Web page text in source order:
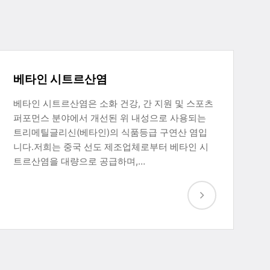
베타인 시트르산염
베타인 시트르산염은 소화 건강, 간 지원 및 스포츠
퍼포먼스 분야에서 개선된 위 내성으로 사용되는
트리메틸글리신(베타인)의 식품등급 구연산 염입
니다.저희는 중국 선도 제조업체로부터 베타인 시
트르산염을 대량으로 공급하며,…